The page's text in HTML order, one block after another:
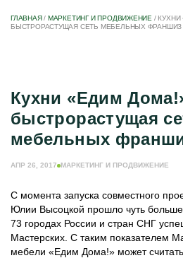
ГЛАВНАЯ/ МАРКЕТИНГ И ПРОДВИЖЕНИЕ /
БЫСТРОРАСТУЩАЯ СЕТЬ МЕБЕЛЬНЫХ
Кухни «Едим
быстрорастущая
мебельных
АПР 26, 2017 МАРКЕТИНГ И ПРОДВИЖЕНИЕ
С момента запуска совместного
Юлии Высоцкой прошло чуть больше
73 городах России и стран СНГ
Мастерских. С таким показателем
мебели «Едим Дома!» может